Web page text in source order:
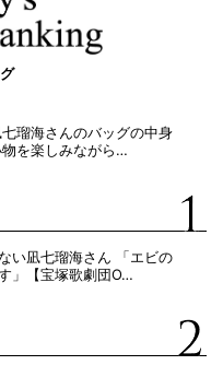
瑠海さんのバッグの中身
を楽しみながら…
い凪七瑠海さん 「エビの
」【宝塚歌劇団O…